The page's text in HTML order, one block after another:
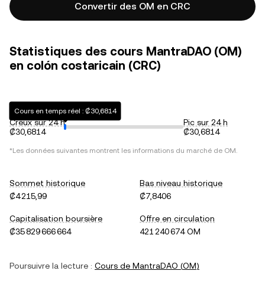
Convertir des OM en CRC
Statistiques des cours MantraDAO (OM)
en colón costaricain (CRC)
Creux sur 24 h
₡30,6814
Cours en temps réel : ₡30,6814
Pic sur 24 h
₡30,6814
*Les données suivantes montrent les informations du marché de OM.
Sommet historique
₡4 215,99
Bas niveau historique
₡7,8406
Capitalisation boursière
₡35 829 666 664
Offre en circulation
421 240 674 OM
Poursuivre la lecture : Cours de MantraDAO (OM)